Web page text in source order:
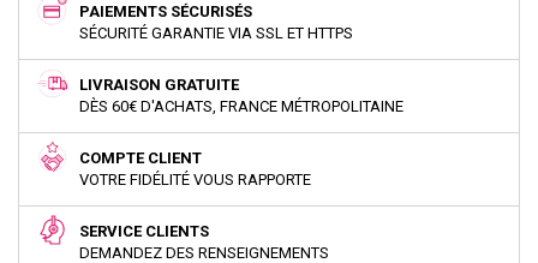
PAIEMENTS SÉCURISÉS
SÉCURITÉ GARANTIE VIA SSL ET HTTPS
LIVRAISON GRATUITE
DÈS 60€ D'ACHATS, FRANCE MÉTROPOLITAINE
COMPTE CLIENT
VOTRE FIDÉLITÉ VOUS RAPPORTE
SERVICE CLIENTS
DEMANDEZ DES RENSEIGNEMENTS